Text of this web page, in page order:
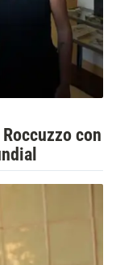
con